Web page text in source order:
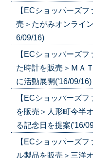
【ECショッパーズ
売＞たがみオンライ
6/09/16)
【ECショッパーズ
た時計を販売＞ＭＡ
に活動展開('16/09/16)
【ECショッパーズ
を販売＞人形町今半
る記念日を提案('16/
【ECショッパーズ
ル製品を販売＞三洋